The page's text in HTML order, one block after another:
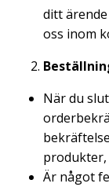
ditt
oss inom
När du
produkter,
Är något